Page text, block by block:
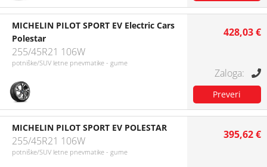
MICHELIN PILOT SPORT EV Electric Cars
Polestar
255/45R21 106W
potniške/SUV letne pnevmatike - gume
428,03 €
MICHELIN PILOT SPORT EV POLESTAR
255/45R21 106W
potniške/SUV letne pnevmatike - gume
395,62 €